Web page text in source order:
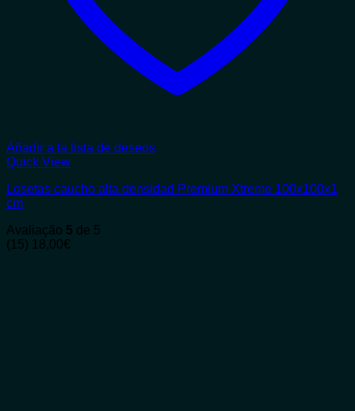
Añadir a la lista de deseos
Quick View
Losetas caucho alta densidad Premium Xtreme 100x100x1
cm
Avaliação 5 de 5
(15) 18,00€